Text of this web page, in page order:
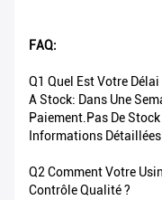
FAQ:
Q1 Quel Est Votre
A Stock: Dans Une
Paiement.Pas De
Informations
Q2 Comment Votre
Contrôle Qualité ?